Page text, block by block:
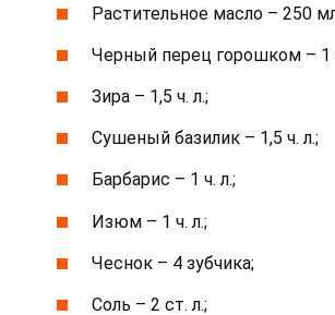
Растительное масло – 250
Черный перец горошком – 1
Зира – 1,5 ч. л.;
Сушеный базилик – 1,5 ч. л.;
Барбарис – 1 ч. л.;
Изюм – 1 ч. л.;
Чеснок – 4 зубчика;
Соль – 2 ст. л.;